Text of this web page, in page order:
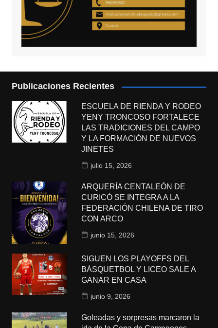
Publicaciones Recientes
ESCUELA DE RIENDA Y RODEO
YENY TRONCOSO FORTALECE
LAS TRADICIONES DEL CAMPO
Y LA FORMACIÓN DE NUEVOS
JINETES
julio 15, 2026
ARQUERÍA CENTALEÓN DE
CURICÓ SE INTEGRA A LA
FEDERACIÓN CHILENA DE TIRO
CON ARCO
junio 15, 2026
SIGUEN LOS PLAYOFFS DEL
BÁSQUETBOL Y LICEO SALE A
GANAR EN CASA
junio 9, 2026
Goleadas y sorpresas marcaron la